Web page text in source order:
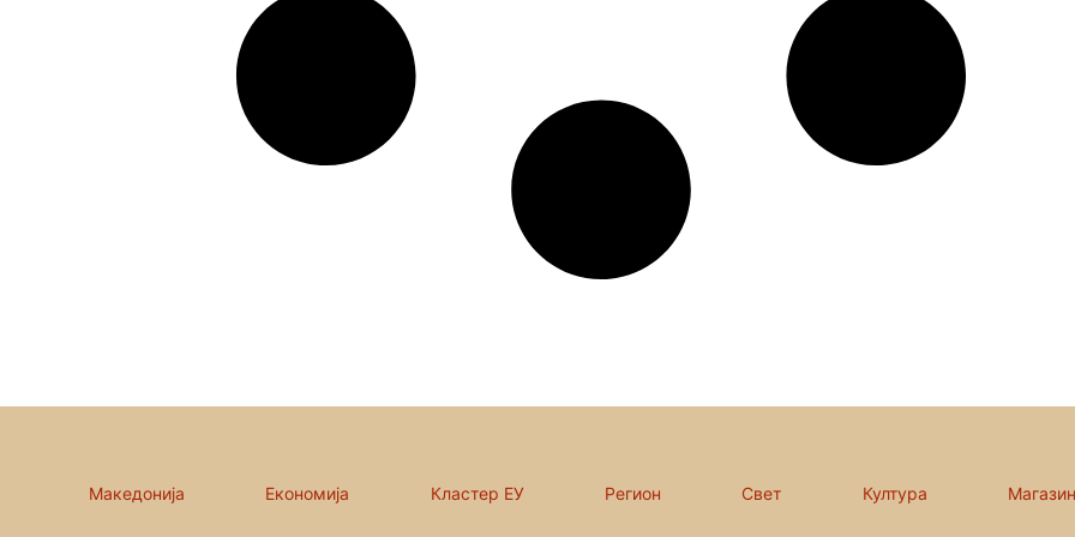
Македонија Економија Кластер ЕУ Регион Свет Култура Магазин